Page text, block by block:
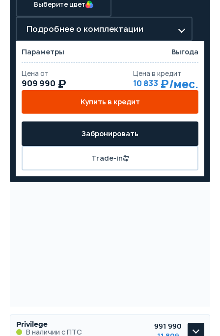
Выберите цвет
Подробнее о комплектации
Параметры Выгода
Цена от
909 990
Цена в кредит
10 833
Купить в кредит
Trade-in
Забронировать
Privilege
В наличии с ПТС
991 990